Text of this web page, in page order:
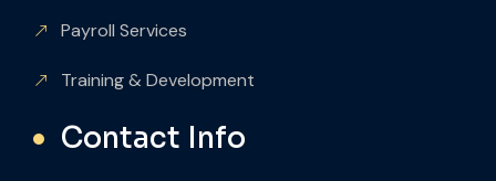
Payroll Services
Training & Development
Contact Info